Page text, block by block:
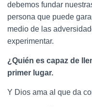
debemos fundar nu
persona que puede
medio de las
experimentar.
¿Quién es capaz de
primer lugar.
Y Dios ama al que da